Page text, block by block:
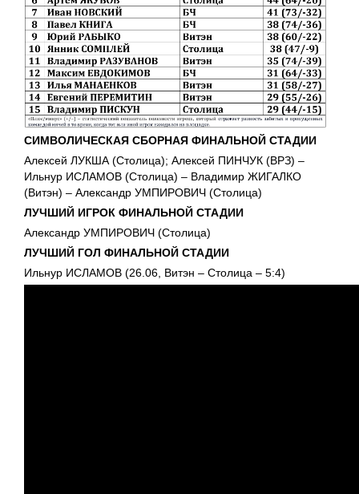
СИМВОЛИЧЕСКАЯ СБОРНАЯ ФИНАЛЬНОЙ СТАДИИ
Алексей ЛУКША (Столица); Алексей ПИНЧУК (ВРЗ) –
Ильнур ИСЛАМОВ (Столица) – Владимир ЖИГАЛКО
(Витэн) – Александр УМПИРОВИЧ (Столица)
ЛУЧШИЙ ИГРОК ФИНАЛЬНОЙ СТАДИИ
Александр УМПИРОВИЧ (Столица)
ЛУЧШИЙ ГОЛ ФИНАЛЬНОЙ СТАДИИ
Ильнур ИСЛАМОВ (26.06, Витэн – Столица – 5:4)